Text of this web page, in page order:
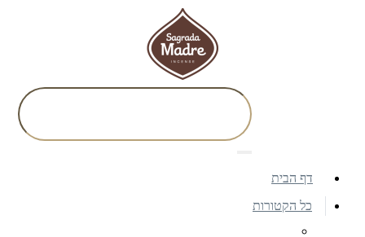
דף הבית
כל הקטורות